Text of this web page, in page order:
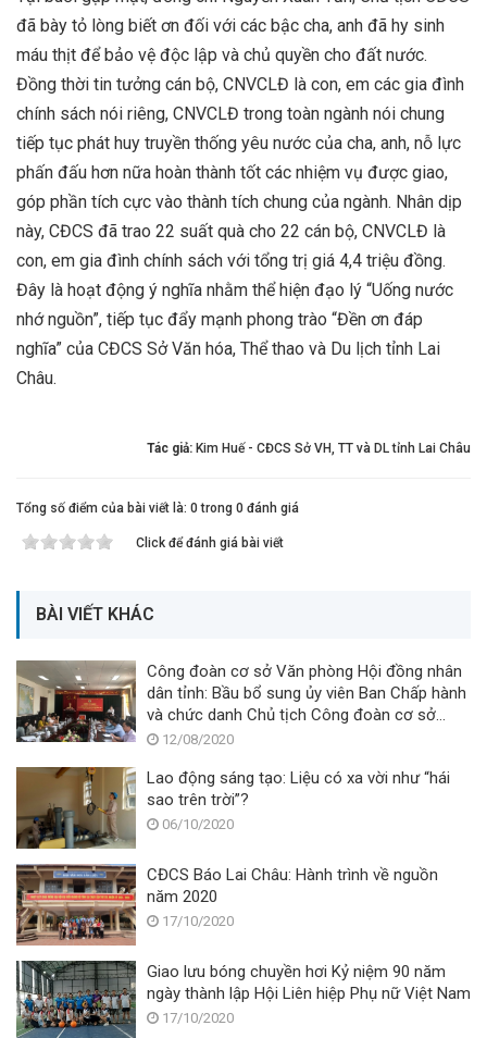
đã bày tỏ lòng biết ơn đối với các bậc cha, anh đã hy sinh
máu thịt để bảo vệ độc lập và chủ quyền cho đất nước.
Đồng thời tin tưởng cán bộ, CNVCLĐ là con, em các gia đình
chính sách nói riêng, CNVCLĐ trong toàn ngành nói chung
tiếp tục phát huy truyền thống yêu nước của cha, anh, nỗ lực
phấn đấu hơn nữa hoàn thành tốt các nhiệm vụ được giao,
góp phần tích cực vào thành tích chung của ngành. Nhân dịp
này, CĐCS đã trao 22 suất quà cho 22 cán bộ, CNVCLĐ là
con, em gia đình chính sách với tổng trị giá 4,4 triệu đồng.
Đây là hoạt động ý nghĩa nhằm thể hiện đạo lý “Uống nước
nhớ nguồn”, tiếp tục đẩy mạnh phong trào “Đền ơn đáp
nghĩa” của CĐCS Sở Văn hóa, Thể thao và Du lịch tỉnh Lai
Châu.
Tác giả: Kim Huế - CĐCS Sở VH, TT và DL tỉnh Lai Châu
Tổng số điểm của bài viết là: 0 trong 0 đánh giá
Click để đánh giá bài viết
BÀI VIẾT KHÁC
Công đoàn cơ sở Văn phòng Hội đồng nhân
dân tỉnh: Bầu bổ sung ủy viên Ban Chấp hành
và chức danh Chủ tịch Công đoàn cơ sở
khóa V, nhiệm kỳ 2017-2022
12/08/2020
Lao động sáng tạo: Liệu có xa vời như “hái
sao trên trời”?
06/10/2020
CĐCS Báo Lai Châu: Hành trình về nguồn
năm 2020
17/10/2020
Giao lưu bóng chuyền hơi Kỷ niệm 90 năm
ngày thành lập Hội Liên hiệp Phụ nữ Việt Nam
17/10/2020